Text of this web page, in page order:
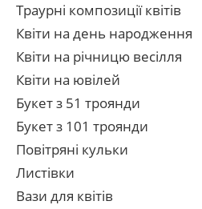
Траурні композиції квітів
Квіти на день народження
Квіти на річницю весілля
Квіти на ювілей
Букет з 51 троянди
Букет з 101 троянди
Повітряні кульки
Листівки
Вази для квітів